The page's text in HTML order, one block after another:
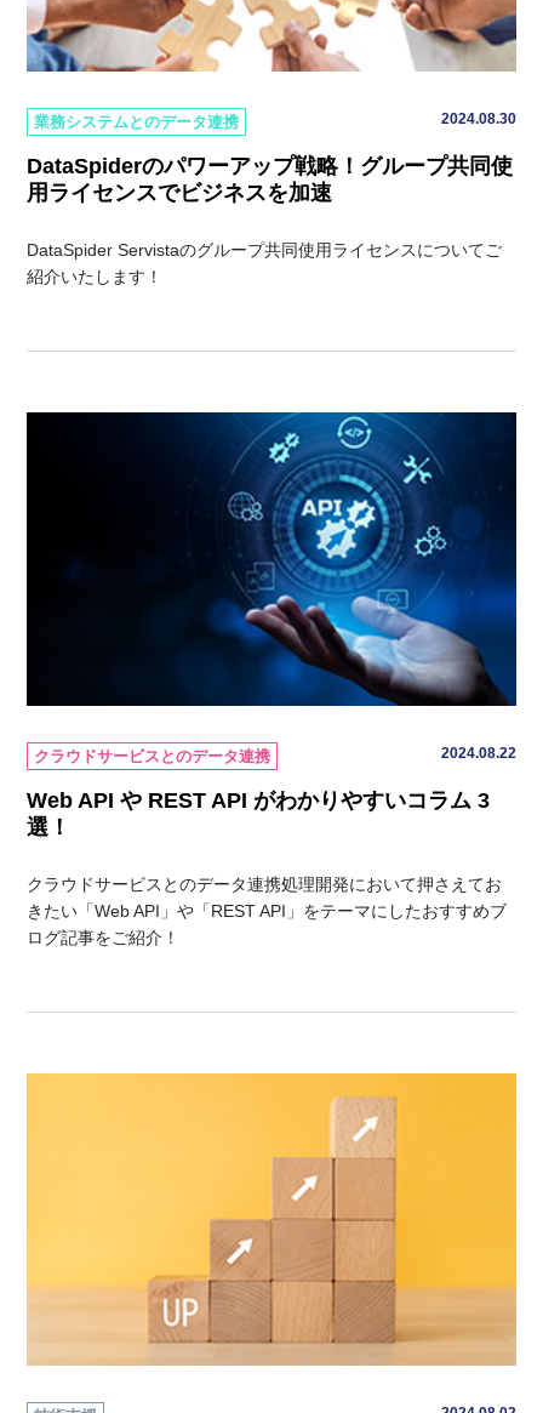
業務システムとのデータ連携 2024.08.30
DataSpiderのパワーアップ戦略！グループ共同使
用ライセンスでビジネスを加速
DataSpider Servistaのグループ共同使用ライセンスについてご
紹介いたします！
クラウドサービスとのデータ連携 2024.08.22
Web API や REST API がわかりやすいコラム 3
選！
クラウドサービスとのデータ連携処理開発において押さえてお
きたい「Web API」や「REST API」をテーマにしたおすすめブ
ログ記事をご紹介！